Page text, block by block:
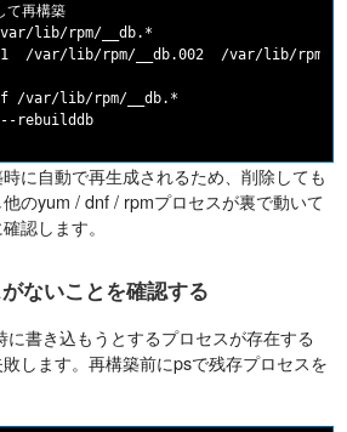
て再構築
lib/rpm/__db.*
/var/lib/rpm/__db.002  /var/lib/rpm/
f /var/lib/rpm/__db.*
時に自動で再生成されるため、削除しても
のyum / dnf / rpmプロセスが裏で動いて
認します。
ないことを確認する
書き込もうとするプロセスが存在する
します。再構築前にpsで残存プロセスを